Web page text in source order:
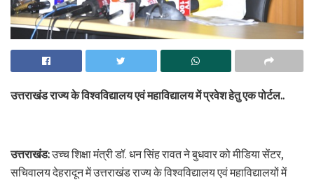
उत्तराखंड राज्य के विश्वविद्यालय एवं महाविद्यालय में प्रवेश हेतु एक पोर्टल..
उत्तराखंड:उच्च शिक्षा मंत्री डॉ. धन सिंह रावत ने बुधवार को मीडिया सेंटर,
सचिवालय देहरादून में उत्तराखंड राज्य के विश्वविद्यालय एवं महाविद्यालयों में